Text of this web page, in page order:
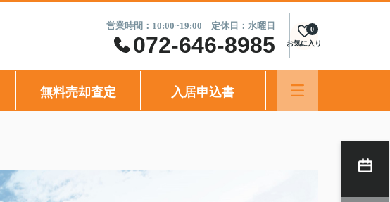
営業時間：10:00~19:00 定休日：水曜日
072-646-8985 お気に入り
0
無料売却査定 入居申込書